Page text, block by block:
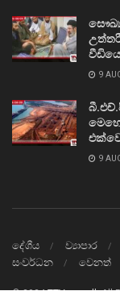
9
9
දේශීය ව්‍යාපාර
සංවර්ධන
වෙනත්